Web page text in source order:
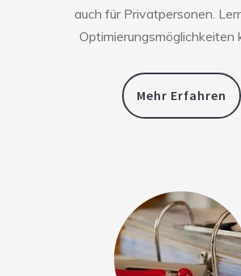
auch für Privatpersonen.
Optimierungsmöglichkeiten
Mehr Erfahren